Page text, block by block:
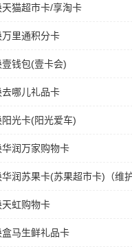
猫超市卡/享淘卡
里通积分卡
钱包(壹卡会)
哪儿礼品卡
光卡(阳光爱车)
润万家购物卡
润苏果卡(苏果超市卡)（维
虹购物卡
马生鲜礼品卡